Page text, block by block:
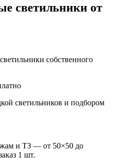
светильники от
собственного
светильников и подбором
и ТЗ — от 50×50 до
1 шт.